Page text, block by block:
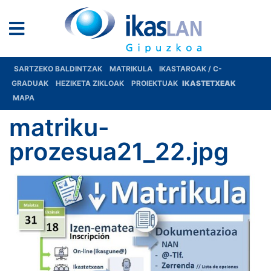
SARTZEKO BALDINTZAK MATRIKULA
IKASTAROAK / C-
GRADUAK
HEZIKETA ZIKLOAK PROIEKTUAK IKASTETXEAK
MAPA
matriku-
prozesua21_22.jpg